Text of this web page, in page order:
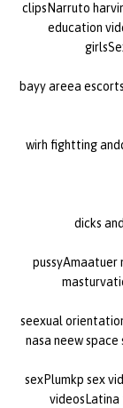
clipsNarruto
education
bayy areea
wirh fightting
dicks
pussyAmaatuer
seexual
nasa neew
sexPlumkp sex